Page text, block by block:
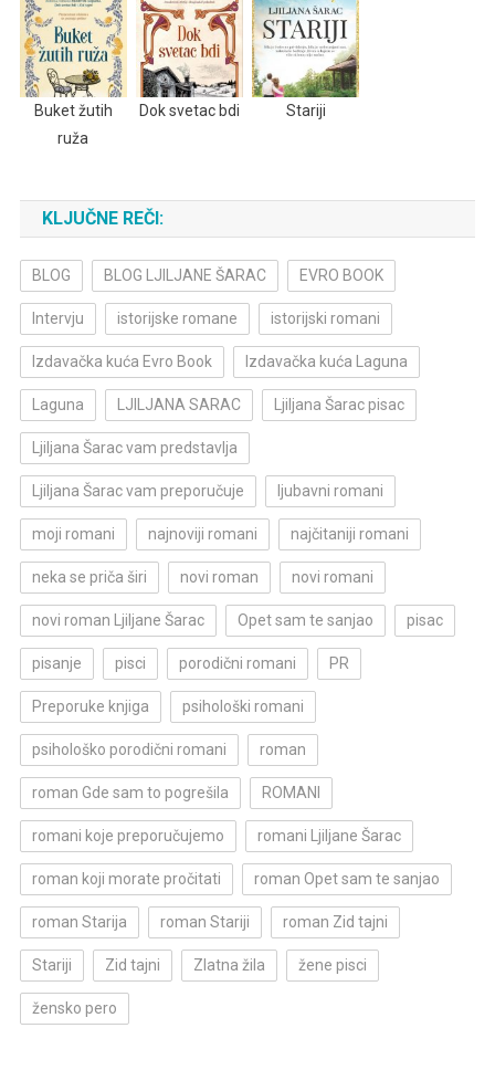
Buket žutih
ruža
Dok svetac bdi Stariji
KLJUČNE REČI:
BLOG BLOG LJILJANE ŠARAC EVRO BOOK
Intervju istorijske romane istorijski romani
Izdavačka kuća Evro Book Izdavačka kuća Laguna
Laguna LJILJANA SARAC Ljiljana Šarac pisac
Ljiljana Šarac vam predstavlja
Ljiljana Šarac vam preporučuje ljubavni romani
moji romani najnoviji romani najčitaniji romani
neka se priča širi novi roman novi romani
novi roman Ljiljane Šarac Opet sam te sanjao pisac
pisanje pisci porodični romani PR
Preporuke knjiga psihološki romani
psihološko porodični romani roman
roman Gde sam to pogrešila ROMANI
romani koje preporučujemo romani Ljiljane Šarac
roman koji morate pročitati roman Opet sam te sanjao
roman Starija roman Stariji roman Zid tajni
Stariji Zid tajni Zlatna žila žene pisci
žensko pero